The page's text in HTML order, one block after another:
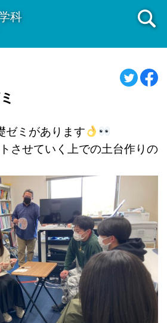
科
ゼミがあります
させていく上での土台作りの